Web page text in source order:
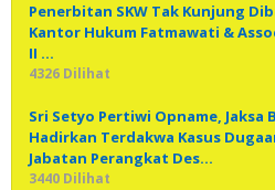
Penerbitan SKW Tak Kunjung
Kantor Hukum Fatmawati &
II …
4326 Dilihat
Sri Setyo Pertiwi Opname, Jaksa
Hadirkan Terdakwa Kasus
Jabatan Perangkat Des…
3440 Dilihat